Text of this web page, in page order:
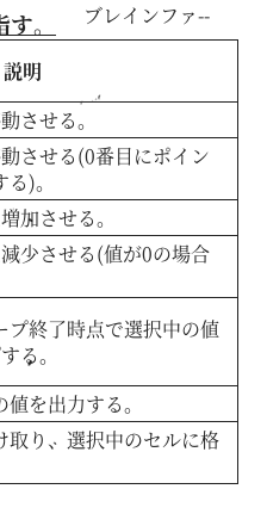
ブレインファ--
。
説明
させる。
させる(0番目にポイン
)。
加させる。
少させる(値が0の場合
プ終了時点で選択中の値
る。
を出力する。
取り、選択中のセルに格